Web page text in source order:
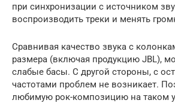
при синхронизации с источником
воспроизводить треки и менять
Сравнивая качество звука с
размера (включая продукцию JBL),
слабые басы. С другой стороны, с
частотами проблем не возникает.
любимую рок-композицию на таком